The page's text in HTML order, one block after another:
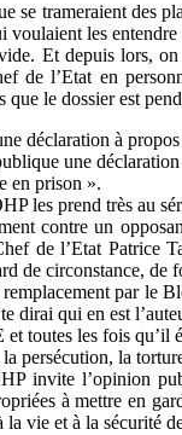
se trameraient
les
Et depuis lors,
de l’Etat en
le dossier est
déclaration à
une
en prison ».
les prend très au
contre un
de l’Etat
circonstance, de
par le
dirai qui en est
toutes les fois qu’il
persécution, la
invite l’opinion
à mettre en
la vie et à la